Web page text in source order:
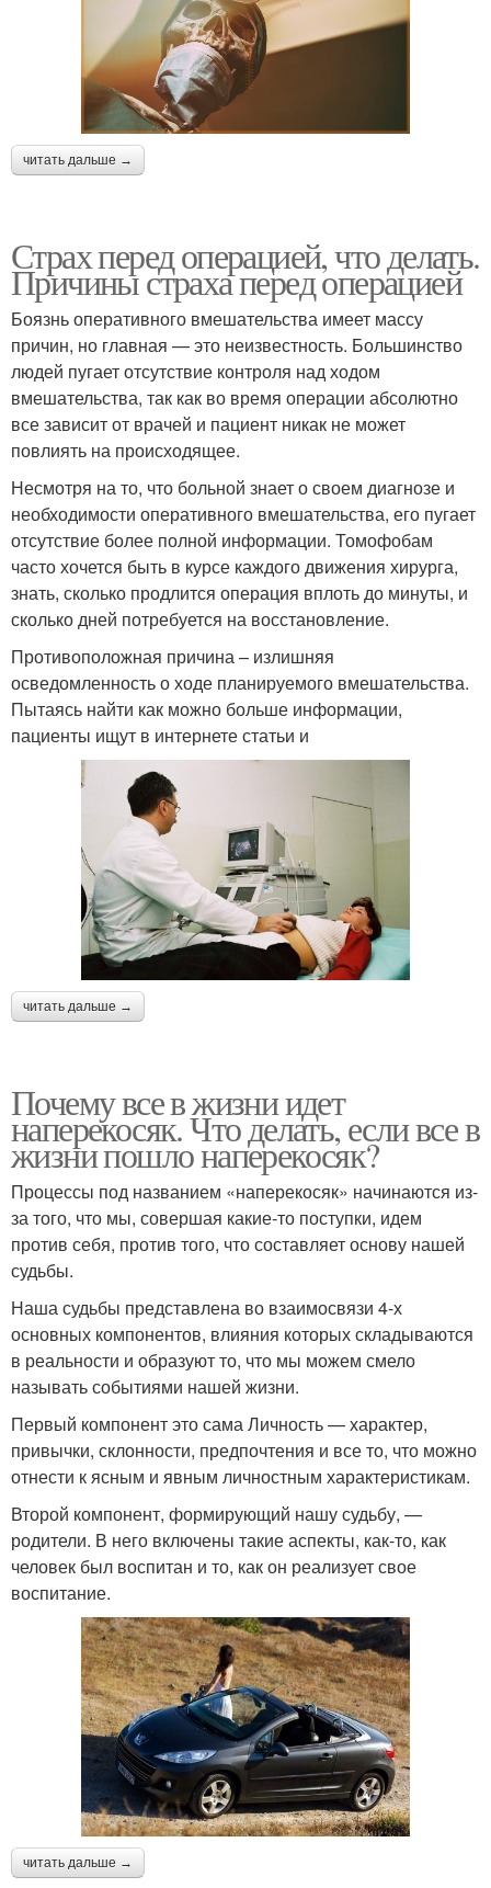
читать дальше →
Страх перед операцией, что делать.
Причины страха перед операцией
Боязнь оперативного вмешательства имеет массу
причин, но главная — это неизвестность. Большинство
людей пугает отсутствие контроля над ходом
вмешательства, так как во время операции абсолютно
все зависит от врачей и пациент никак не может
повлиять на происходящее.
Несмотря на то, что больной знает о своем диагнозе и
необходимости оперативного вмешательства, его пугает
отсутствие более полной информации. Томофобам
часто хочется быть в курсе каждого движения хирурга,
знать, сколько продлится операция вплоть до минуты, и
сколько дней потребуется на восстановление.
Противоположная причина – излишняя
осведомленность о ходе планируемого вмешательства.
Пытаясь найти как можно больше информации,
пациенты ищут в интернете статьи и
читать дальше →
Почему все в жизни идет
наперекосяк. Что делать, если все в
жизни пошло наперекосяк?
Процессы под названием «наперекосяк» начинаются из-
за того, что мы, совершая какие-то поступки, идем
против себя, против того, что составляет основу нашей
судьбы.
Наша судьбы представлена во взаимосвязи 4-х
основных компонентов, влияния которых складываются
в реальности и образуют то, что мы можем смело
называть событиями нашей жизни.
Первый компонент это сама Личность — характер,
привычки, склонности, предпочтения и все то, что можно
отнести к ясным и явным личностным характеристикам.
Второй компонент, формирующий нашу судьбу, —
родители. В него включены такие аспекты, как-то, как
человек был воспитан и то, как он реализует свое
воспитание.
читать дальше →